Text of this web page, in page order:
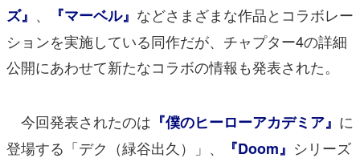
ズ』 、 『マーベル』 などさまざまな作品とコラボレー
ションを実施している同作だが、チャプター4の詳細
公開にあわせて新たなコラボの情報も発表された。
今回発表されたのは 『僕のヒーローアカデミア』 に
登場する「デク（緑谷出久）」、
『Doom』 シリーズ